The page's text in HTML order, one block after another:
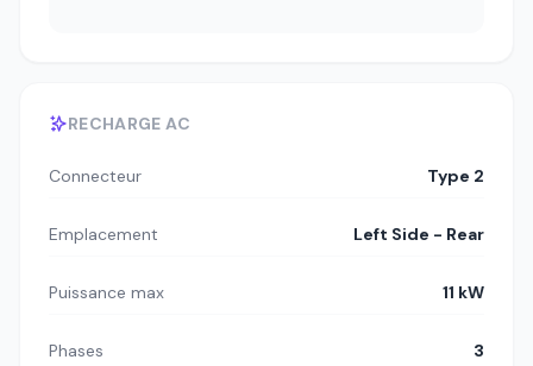
RECHARGE AC
Connecteur Type 2
Emplacement Left Side - Rear
Puissance max 11 kW
Phases 3